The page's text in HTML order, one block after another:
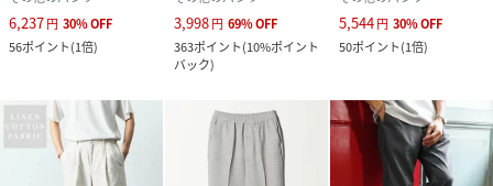
品番
SA7461_6
6-0092-6-59-001-90-06 SA7461)
6,237円 30%OFF
56ポイント(1倍)
3,998円 69%OFF
363ポイント(10%ポイント
バック)
5,544円 30%OFF
50ポイント(1倍)